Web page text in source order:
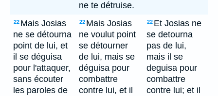
ne te détruise.
22 Mais Josias
ne se détourna
point de lui, et
il se déguisa
pour l'attaquer,
sans écouter
les paroles de
22 Mais Josias
ne voulut point
se détourner
de lui, mais se
déguisa pour
combattre
contre lui, et il
22 Et Josias ne
se detourna
pas de lui,
mais il se
deguisa pour
combattre
contre lui; et il